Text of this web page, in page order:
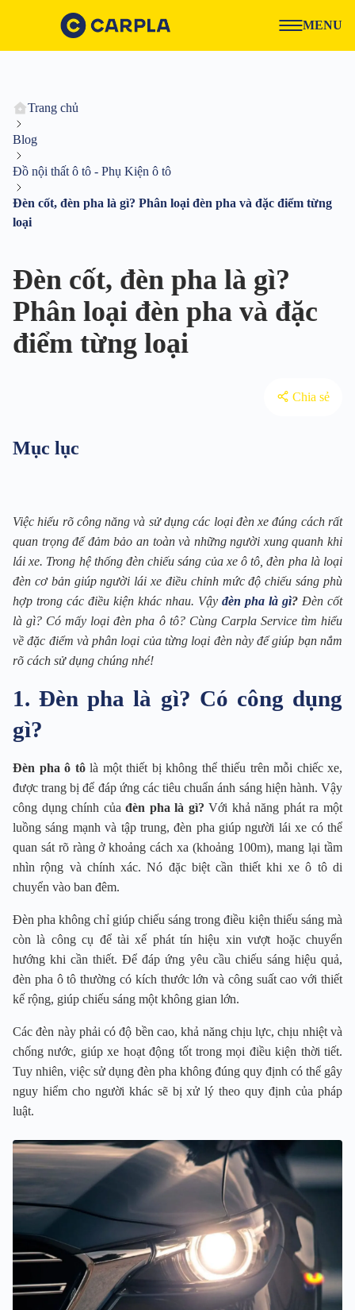
MENU
Trang chủ
Blog
Đồ nội thất ô tô - Phụ Kiện ô tô
Đèn cốt, đèn pha là gì? Phân loại đèn pha và đặc điểm từng
loại
Đèn cốt, đèn pha là gì?
Phân loại đèn pha và đặc
điểm từng loại
Chia sẻ
Việc hiểu rõ công năng và sử dụng các loại đèn xe đúng cách rất
quan trọng để đảm bảo an toàn và những người xung quanh khi
lái xe. Trong hệ thống đèn chiếu sáng của xe ô tô, đèn pha là loại
đèn cơ bản giúp người lái xe điều chỉnh mức độ chiếu sáng phù
hợp trong các điều kiện khác nhau. Vậy đèn pha là gì? Đèn cốt
là gì? Có mấy loại đèn pha ô tô? Cùng Carpla Service tìm hiểu
về đặc điểm và phân loại của từng loại đèn này để giúp bạn nắm
rõ cách sử dụng chúng nhé!
1. Đèn pha là gì? Có công dụng
gì?
Đèn pha ô tôlà một thiết bị không thể thiếu trên mỗi chiếc xe,
được trang bị để đáp ứng các tiêu chuẩn ánh sáng hiện hành. Vậy
công dụng chính củađèn pha là gì? Với khả năng phát ra một
luồng sáng mạnh và tập trung, đèn pha giúp người lái xe có thể
quan sát rõ ràng ở khoảng cách xa (khoảng 100m), mang lại tầm
nhìn rộng và chính xác. Nó đặc biệt cần thiết khi xe ô tô di
chuyển vào ban đêm.
Đèn pha không chỉ giúp chiếu sáng trong điều kiện thiếu sáng mà
còn là công cụ để tài xế phát tín hiệu xin vượt hoặc chuyển
hướng khi cần thiết. Để đáp ứng yêu cầu chiếu sáng hiệu quả,
đèn pha ô tô thường có kích thước lớn và công suất cao với thiết
kế rộng, giúp chiếu sáng một không gian lớn.
Các đèn này phải có độ bền cao, khả năng chịu lực, chịu nhiệt và
chống nước, giúp xe hoạt động tốt trong mọi điều kiện thời tiết.
Tuy nhiên, việc sử dụng đèn pha không đúng quy định có thể gây
nguy hiểm cho người khác sẽ bị xử lý theo quy định của pháp
luật.
Mục lục